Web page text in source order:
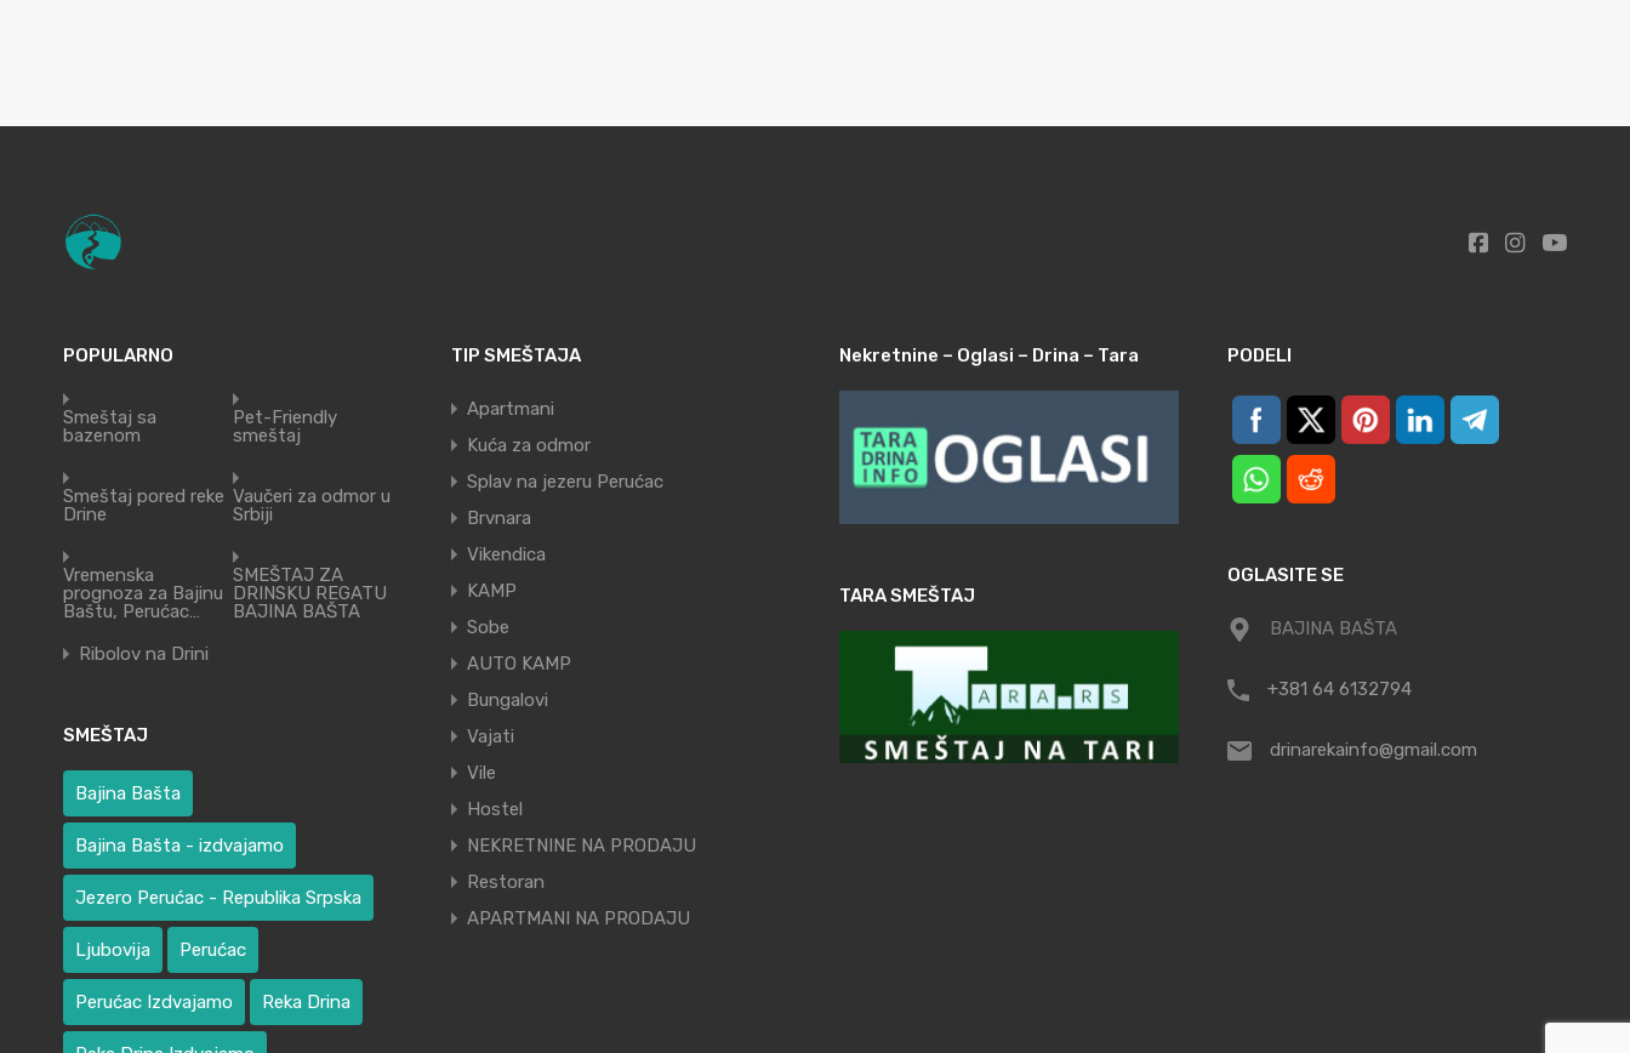
POPULARNO
Smeštaj sa
bazenom
Pet-Friendly
smeštaj
Smeštaj pored reke
Drine
Vaučeri za odmor u
Srbiji
Vremenska
prognoza za Bajinu
Baštu, Perućac…
SMEŠTAJ ZA
DRINSKU REGATU
BAJINA BAŠTA
Ribolov na Drini
SMEŠTAJ
Bajina Bašta
Bajina Bašta - izdvajamo
Jezero Perućac - Republika Srpska
Ljubovija Perućac
Perućac Izdvajamo Reka Drina
TIP SMEŠTAJA
Apartmani
Kuća za odmor
Splav na jezeru Perućac
Brvnara
Vikendica
KAMP
Sobe
AUTO KAMP
Bungalovi
Vajati
Vile
Hostel
NEKRETNINE NA PRODAJU
Restoran
APARTMANI NA PRODAJU
Nekretnine – Oglasi – Drina – Tara
TARA SMEŠTAJ
PODELI
OGLASITE SE
BAJINA BAŠTA
+381 64 6132794
drinarekainfo@gmail.com